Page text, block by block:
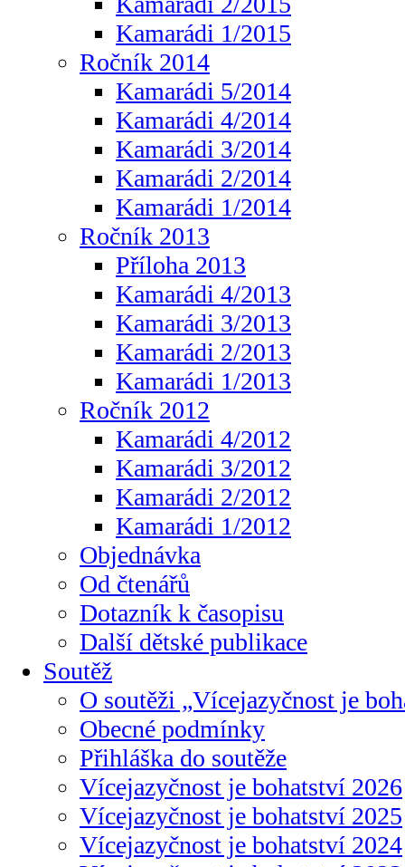
Kamarádi 1/2015
Ročník 2014
Kamarádi 5/2014
Kamarádi 4/2014
Kamarádi 3/2014
Kamarádi 2/2014
Kamarádi 1/2014
Ročník 2013
Příloha 2013
Kamarádi 4/2013
Kamarádi 3/2013
Kamarádi 2/2013
Kamarádi 1/2013
Ročník 2012
Kamarádi 4/2012
Kamarádi 3/2012
Kamarádi 2/2012
Kamarádi 1/2012
Objednávka
Od čtenářů
Dotazník k časopisu
Další dětské publikace
Soutěž
O soutěži „Vícejazyčnost je
Obecné podmínky
Přihláška do soutěže
Vícejazyčnost je bohatství 2026
Vícejazyčnost je bohatství 2025
Vícejazyčnost je bohatství 2024